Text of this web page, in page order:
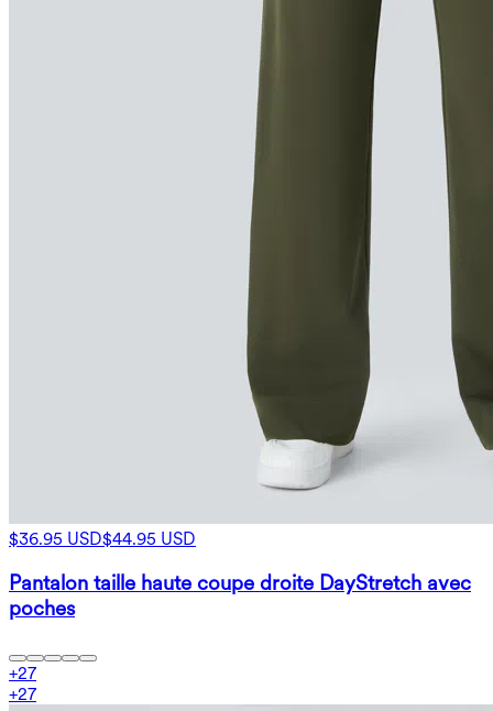
$36.95 USD$44.95 USD
Pantalon taille haute coupe droite DayStretch avec
poches
+27
+27